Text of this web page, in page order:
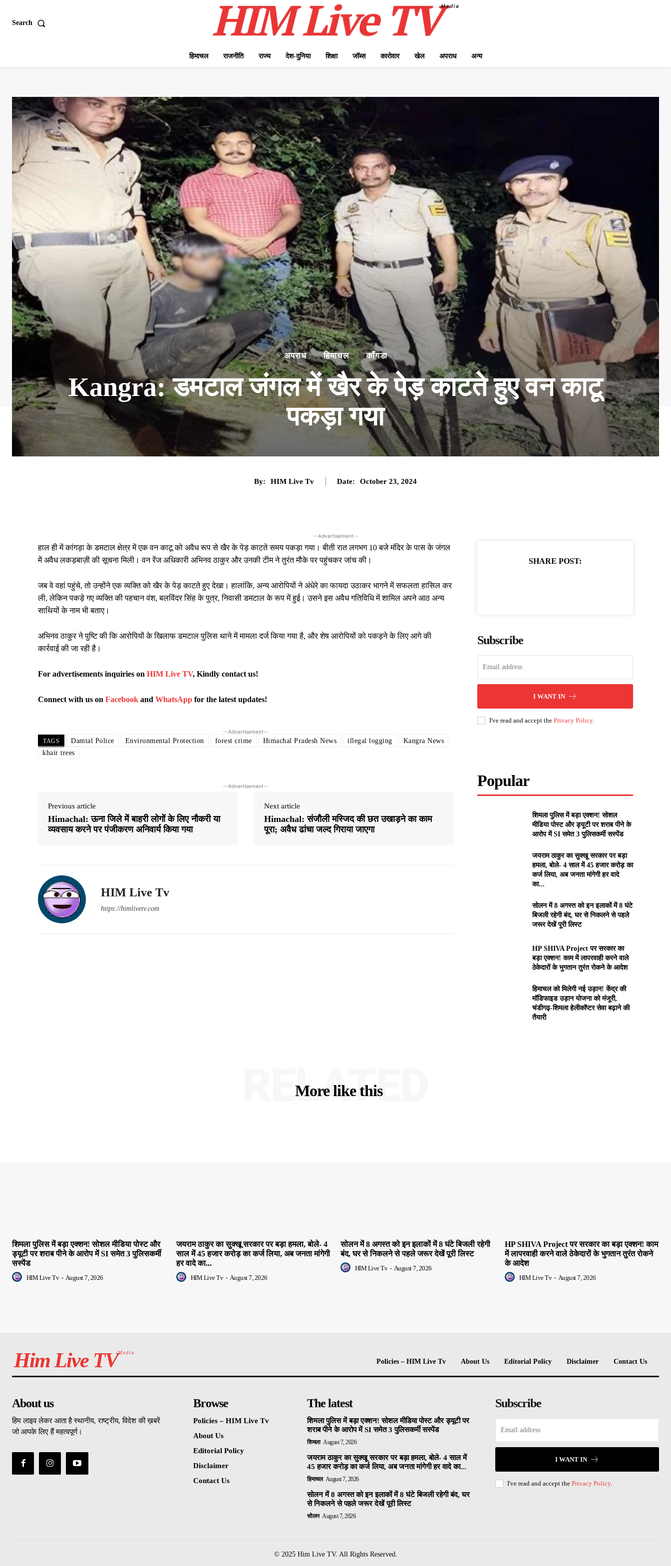
Search
हिमाचल राजनीति राज्य देश-दुनिया शिक्षा जॉब्स कारोवार खेल अपराध अन्य
अपराध हिमाचल काँगडा
Kangra: डमटाल जंगल में खैर के पेड़ काटते हुए वन काटू
पकड़ा गया
By: HIM Live Tv Date: October 23, 2024
--Advertisement--
हाल ही में कांगड़ा के डमटाल क्षेत्र में एक वन काटू को अवैध रूप से खैर के पेड़ काटते समय पकड़ा गया। बीती रात लगभग 10 बजे मंदिर के पास के जंगल
में अवैध लकड़बाज़ी की सूचना मिली। वन रेंज अधिकारी अभिनव ठाकुर और उनकी टीम ने तुरंत मौके पर पहुंचकर जांच की।
जब वे वहां पहुंचे, तो उन्होंने एक व्यक्ति को खैर के पेड़ काटते हुए देखा। हालांकि, अन्य आरोपियों ने अंधेरे का फायदा उठाकर भागने में सफलता हासिल कर
ली, लेकिन पकड़े गए व्यक्ति की पहचान वंश, बलविंदर सिंह के पुत्र, निवासी डमटाल के रूप में हुई। उसने इस अवैध गतिविधि में शामिल अपने आठ अन्य
साथियों के नाम भी बताए।
अभिनव ठाकुर ने पुष्टि की कि आरोपियों के खिलाफ डमटाल पुलिस थाने में मामला दर्ज किया गया है, और शेष आरोपियों को पकड़ने के लिए आगे की
कार्रवाई की जा रही है।
For advertisements inquiries on HIM Live TV, Kindly contact us!
Connect with us on Facebook and WhatsApp for the latest updates!
--Advertisement--
TAGS Damtal Police Environmental Protection forest crime Himachal Pradesh News illegal logging
Kangra News
khair trees
--Advertisement--
Previous article
Himachal: ऊना जिले में बाहरी लोगों के लिए नौकरी या
व्यवसाय करने पर पंजीकरण अनिवार्य किया गया
Next article
Himachal: संजौली मस्जिद की छत उखाड़ने का काम
पूरा; अवैध ढांचा जल्द गिराया जाएगा
HIM Live Tv
https://himlivetv.com
SHARE POST:
Subscribe
I WANT IN
I've read and accept thePrivacy Policy.
Popular
शिमला पुलिस में बड़ा एक्शन! सोशल
मीडिया पोस्ट और ड्यूटी पर शराब पीने के
आरोप में SI समेत 3 पुलिसकर्मी सस्पेंड
जयराम ठाकुर का सुक्खू सरकार पर बड़ा
हमला, बोले- 4 साल में 45 हजार करोड़ का
कर्ज लिया, अब जनता मांगेगी हर वादे
का...
सोलन में 8 अगस्त को इन इलाकों में 8 घंटे
बिजली रहेगी बंद, घर से निकलने से पहले
जरूर देखें पूरी लिस्ट
HP SHIVA Project पर सरकार का
बड़ा एक्शन! काम में लापरवाही करने वाले
ठेकेदारों के भुगतान तुरंत रोकने के आदेश
हिमाचल को मिलेगी नई उड़ान! केंद्र की
मॉडिफाइड उड़ान योजना को मंजूरी,
चंडीगढ़-शिमला हेलीकॉप्टर सेवा बढ़ाने की
तैयारी
More like this
RELATED
शिमला पुलिस में बड़ा एक्शन! सोशल मीडिया पोस्ट और
ड्यूटी पर शराब पीने के आरोप में SI समेत 3 पुलिसकर्मी
सस्पेंड
HIM Live Tv - August 7, 2026
जयराम ठाकुर का सुक्खू सरकार पर बड़ा हमला, बोले- 4
साल में 45 हजार करोड़ का कर्ज लिया, अब जनता मांगेगी
हर वादे का...
HIM Live Tv - August 7, 2026
सोलन में 8 अगस्त को इन इलाकों में 8 घंटे बिजली रहेगी
बंद, घर से निकलने से पहले जरूर देखें पूरी लिस्ट
HIM Live Tv - August 7, 2026
HP SHIVA Project पर सरकार का बड़ा एक्शन! काम
में लापरवाही करने वाले ठेकेदारों के भुगतान तुरंत रोकने
के आदेश
HIM Live Tv - August 7, 2026
Him Live TVMedia
Policies – HIM Live Tv About Us Editorial Policy Disclaimer Contact Us
About us
हिम लाइव लेकर आता है स्थानीय, राष्ट्रीय, विदेश की ख़बरें
जो आपके लिए हैं महत्वपूर्ण।
Browse
Policies – HIM Live Tv
About Us
Editorial Policy
Disclaimer
Contact Us
The latest
शिमला पुलिस में बड़ा एक्शन! सोशल मीडिया पोस्ट और ड्यूटी पर
शराब पीने के आरोप में SI समेत 3 पुलिसकर्मी सस्पेंड
शिमला August 7, 2026
जयराम ठाकुर का सुक्खू सरकार पर बड़ा हमला, बोले- 4 साल में
45 हजार करोड़ का कर्ज लिया, अब जनता मांगेगी हर वादे का...
हिमाचल August 7, 2026
सोलन में 8 अगस्त को इन इलाकों में 8 घंटे बिजली रहेगी बंद, घर
से निकलने से पहले जरूर देखें पूरी लिस्ट
सोलन August 7, 2026
Subscribe
I WANT IN
I've read and accept the Privacy Policy.
© 2025 Him Live TV. All Rights Reserved.